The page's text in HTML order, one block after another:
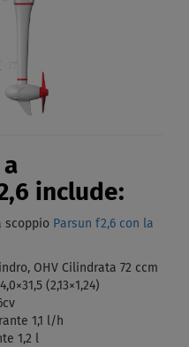
include:
scoppio Parsun f2,6 con la
OHV Cilindrata 72 ccm
(2,13×1,24)
1,1 l/h
1,2 l